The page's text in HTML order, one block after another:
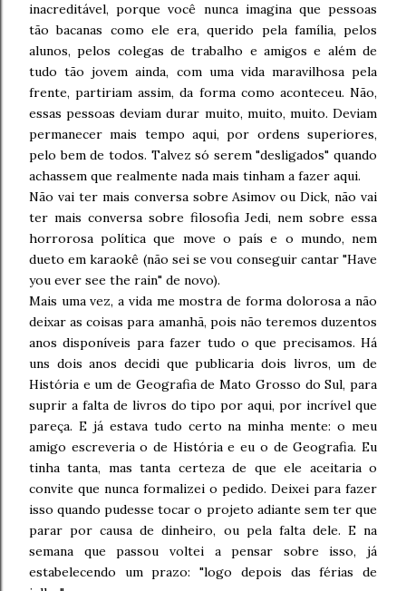
inacreditável, porque você nunca imagina que pessoas
tão bacanas como ele era, querido pela família, pelos
alunos, pelos colegas de trabalho e amigos e além de
tudo tão jovem ainda, com uma vida maravilhosa pela
frente, partiriam assim, da forma como aconteceu. Não,
essas pessoas deviam durar muito, muito, muito. Deviam
permanecer mais tempo aqui, por ordens superiores,
pelo bem de todos. Talvez só serem "desligados" quando
achassem que realmente nada mais tinham a fazer aqui.
Não vai ter mais conversa sobre Asimov ou Dick, não vai
ter mais conversa sobre filosofia Jedi, nem sobre essa
horrorosa política que move o país e o mundo, nem
dueto em karaokê (não sei se vou conseguir cantar "Have
you ever see the rain" de novo).
Mais uma vez, a vida me mostra de forma dolorosa a não
deixar as coisas para amanhã, pois não teremos duzentos
anos disponíveis para fazer tudo o que precisamos. Há
uns dois anos decidi que publicaria dois livros, um de
História e um de Geografia de Mato Grosso do Sul, para
suprir a falta de livros do tipo por aqui, por incrível que
pareça. E já estava tudo certo na minha mente: o meu
amigo escreveria o de História e eu o de Geografia. Eu
tinha tanta, mas tanta certeza de que ele aceitaria o
convite que nunca formalizei o pedido. Deixei para fazer
isso quando pudesse tocar o projeto adiante sem ter que
parar por causa de dinheiro, ou pela falta dele. E na
semana que passou voltei a pensar sobre isso, já
estabelecendo um prazo: "logo depois das férias de